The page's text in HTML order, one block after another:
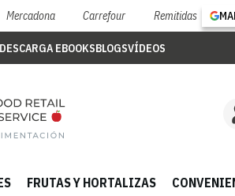
Mercadona Carrefour Remitidas
DESCARGA EBOOKSBLOGSVÍDEOS
FRUTAS Y HORTALIZAS